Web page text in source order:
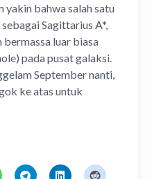
yakin bahwa salah satu
Sagittarius A*,
luar biasa
pada pusat galaksi.
September nanti,
ke atas untuk